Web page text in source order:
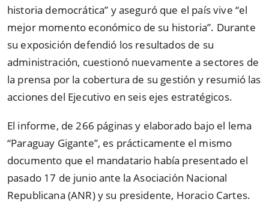
historia democrática” y aseguró que el país vive “el
mejor momento económico de su historia”. Durante
su exposición defendió los resultados de su
administración, cuestionó nuevamente a sectores de
la prensa por la cobertura de su gestión y resumió las
acciones del Ejecutivo en seis ejes estratégicos.
El informe, de 266 páginas y elaborado bajo el lema
“Paraguay Gigante”, es prácticamente el mismo
documento que el mandatario había presentado el
pasado 17 de junio ante la Asociación Nacional
Republicana (ANR) y su presidente, Horacio Cartes.